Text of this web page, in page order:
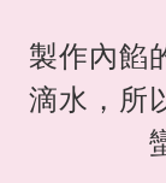
製作內餡
滴水，所